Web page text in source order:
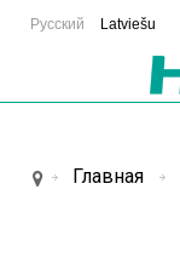
Русский Latviešu
Главная